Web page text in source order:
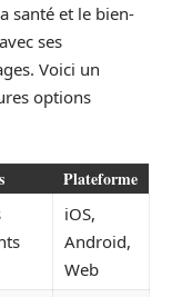
santé et le bien-
ses
Voici un
options
Plateforme
iOS,
Android,
Web